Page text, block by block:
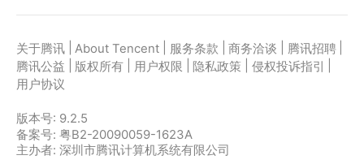
关于腾讯 About Tencent 服务条款 商务洽谈 腾讯招聘
腾讯公益
版权所有 用户权限 隐私政策 侵权投诉指引
用户协议
版本号: 9.2.5
备案号: 粤B2-20090059-1623A
主办者: 深圳市腾讯计算机系统有限公司